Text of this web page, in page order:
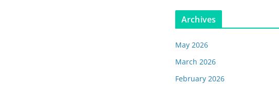
Archives
May 2026
March 2026
February 2026